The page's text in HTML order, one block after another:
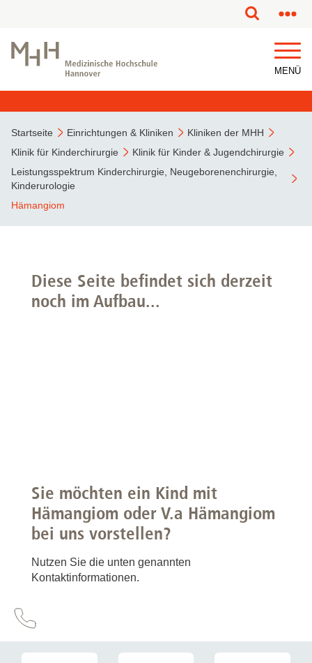
MENÜ
Startseite Einrichtungen & Kliniken
Kliniken der MHH
Klinik für Kinderchirurgie
Klinik für Kinder & Jugendchirurgie
Leistungsspektrum Kinderchirurgie, Neugeborenenchirurgie,
Kinderurologie
Hämangiom
Diese Seite befindet sich derzeit
noch im Aufbau...
Sie möchten ein Kind mit
Hämangiom oder V.a Hämangiom
bei uns vorstellen?
Nutzen Sie die unten genannten
Kontaktinformationen.